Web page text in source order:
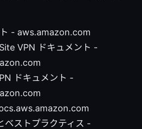
- aws.amazon.com
VPN ドキュメント -
ドキュメント -
ベストプラクティス -